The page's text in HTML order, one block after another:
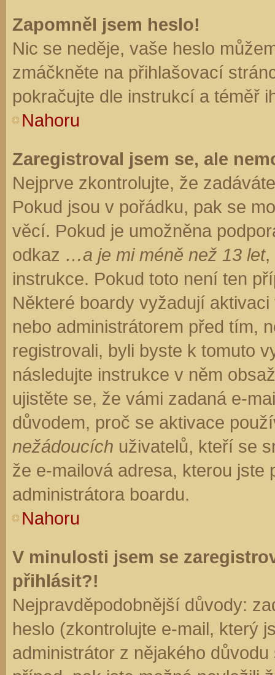
Zapomněl jsem heslo!
Nic se neděje, vaše heslo
zmáčkněte na přihlašovací
pokračujte dle instrukcí a téměř
Nahoru
Zaregistroval jsem se, ale
Nejprve zkontrolujte, že
Pokud jsou v pořádku, pak se
věcí. Pokud je umožněna
odkaz …a je mi méně než 13 let,
instrukce. Pokud toto není ten
Některé boardy vyžadují
nebo administrátorem před tím,
registrovali, byli byste k tomuto
následujte instrukce v něm
ujistěte se, že vámi zadaná e-
důvodem, proč se aktivace
nežádoucích uživatelů, kteří se
že e-mailová adresa, kterou jste
administrátora boardu.
Nahoru
V minulosti jsem se
přihlásit?!
Nejpravděpodobnější důvody:
heslo (zkontrolujte e-mail, který
administrátor z nějakého